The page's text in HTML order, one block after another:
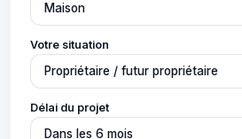
Votre situation
Délai du projet